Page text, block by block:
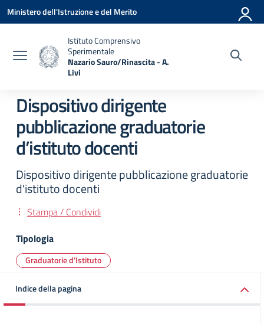
Vai ai contenuti
Vai al menu di navigazione
Vai al footer
Ministero dell'Istruzione e del Merito
Istituto Comprensivo
Sperimentale
Nazario Sauro/Rinascita - A.
Livi
Dispositivo dirigente
pubblicazione graduatorie
d’istituto docenti
Dispositivo dirigente pubblicazione graduatorie
d'istituto docenti
Stampa / Condividi
Tipologia
Graduatorie d’Istituto
Indice della pagina